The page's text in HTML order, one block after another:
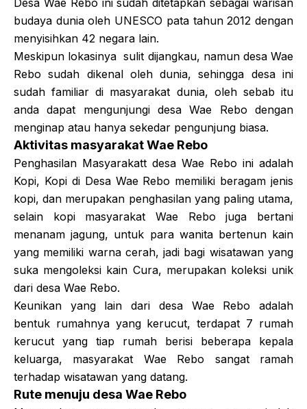
Desa Wae Rebo ini sudah ditetapkan sebagai warisan
budaya dunia oleh UNESCO pata tahun 2012 dengan
menyisihkan 42 negara lain.
Meskipun lokasinya sulit dijangkau, namun desa Wae
Rebo sudah dikenal oleh dunia, sehingga desa ini
sudah familiar di masyarakat dunia, oleh sebab itu
anda dapat mengunjungi desa Wae Rebo dengan
menginap atau hanya sekedar pengunjung biasa.
Aktivitas masyarakat Wae Rebo
Penghasilan Masyarakatt desa Wae Rebo ini adalah
Kopi, Kopi di Desa Wae Rebo memiliki beragam jenis
kopi, dan merupakan penghasilan yang paling utama,
selain kopi masyarakat Wae Rebo juga bertani
menanam jagung, untuk para wanita bertenun kain
yang memiliki warna cerah, jadi bagi wisatawan yang
suka mengoleksi kain Cura, merupakan koleksi unik
dari desa Wae Rebo.
Keunikan yang lain dari desa Wae Rebo adalah
bentuk rumahnya yang kerucut, terdapat 7 rumah
kerucut yang tiap rumah berisi beberapa kepala
keluarga, masyarakat Wae Rebo sangat ramah
terhadap wisatawan yang datang.
Rute menuju desa Wae Rebo